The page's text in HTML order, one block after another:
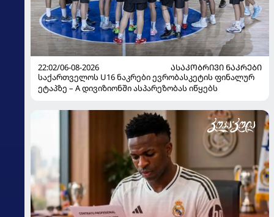
22:02/06-08-2026
ᲐᲡᲐᲙᲝᲑᲠᲘᲕᲘ ᲜᲐᲙᲠᲔᲑᲘ
საქართველოს U16 ნაკრები ევრობასკეტის ფინალურ
ეტაპზე – A დივიზიონში ასპარეზობას იწყებს